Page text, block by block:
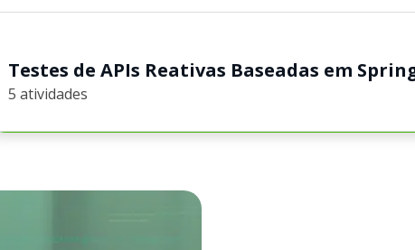
Testes de APIs Reativas Baseadas em
5 atividades